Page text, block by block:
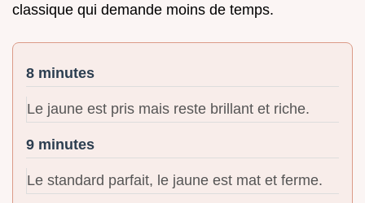
classique qui demande moins de temps.
8 minutes
Le jaune est pris mais reste brillant et riche.
9 minutes
Le standard parfait, le jaune est mat et ferme.